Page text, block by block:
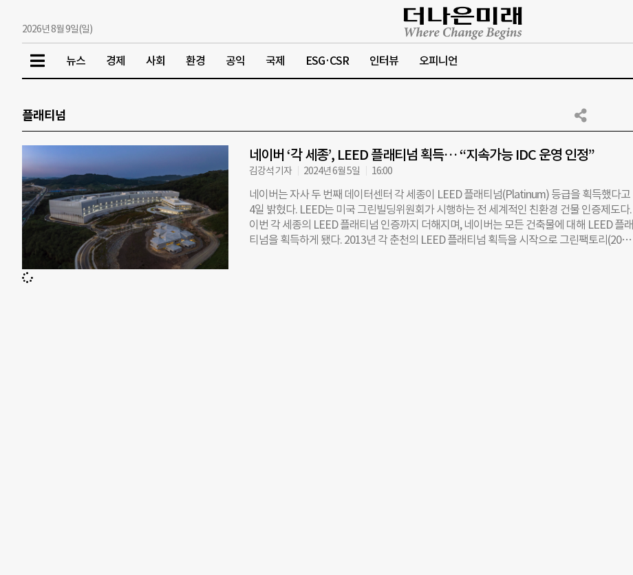
2026년 8월 9일(일)
뉴스 경제 사회 환경 공익 국제 ESG·CSR 인터뷰 오피니언
플래티넘
네이버 ‘각 세종’, LEED 플래티넘 획득… “지속가능 IDC 운영 인정”
김강석 기자 2024년 6월 5일 16:00
네이버는 자사 두 번째 데이터센터 각 세종이 LEED 플래티넘(Platinum) 등급을 획득했다고
4일 밝혔다. LEED는 미국 그린빌딩위원회가 시행하는 전 세계적인 친환경 건물 인증제도다.
이번 각 세종의 LEED 플래티넘 인증까지 더해지며, 네이버는 모든 건축물에 대해 LEED 플래
티넘을 획득하게 됐다. 2013년 각 춘천의 LEED 플래티넘 획득을 시작으로 그린팩토리(2014